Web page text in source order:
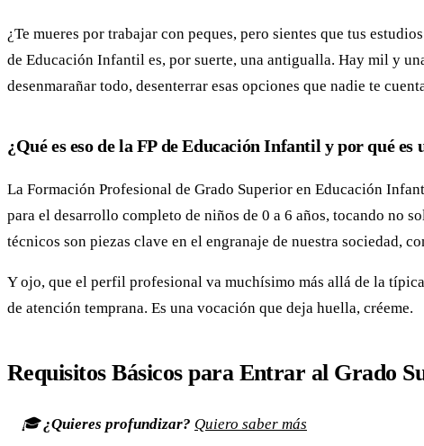
¿Te mueres por trabajar con peques, pero sientes que tus
de Educación Infantil es, por suerte, una antigualla. Hay mil y
desenmarañar todo, desenterrar esas opciones que nadie te
¿Qué es eso de la FP de Educación Infantil y por qué es
La Formación Profesional de Grado Superior en Educación
para el desarrollo completo de niños de 0 a 6 años, tocando no
técnicos son piezas clave en el engranaje de nuestra sociedad,
Y ojo, que el perfil profesional va muchísimo más allá de la
de atención temprana. Es una vocación que deja huella, créeme.
Requisitos Básicos para Entrar al Grado
🎓¿Quieres profundizar? Quiero saber más